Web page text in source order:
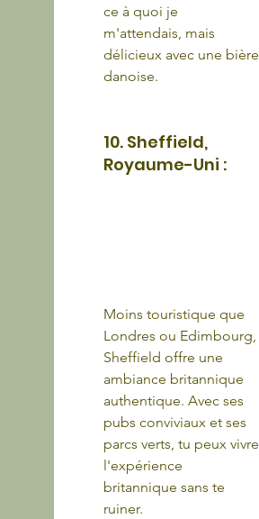
ce à quoi je
m'attendais, mais
délicieux avec une bière
danoise.
10. Sheffield,
Royaume-Uni :
Moins touristique que
Londres ou Edimbourg,
Sheffield offre une
ambiance britannique
authentique. Avec ses
pubs conviviaux et ses
parcs verts, tu peux vivre
l'expérience
britannique sans te
ruiner.